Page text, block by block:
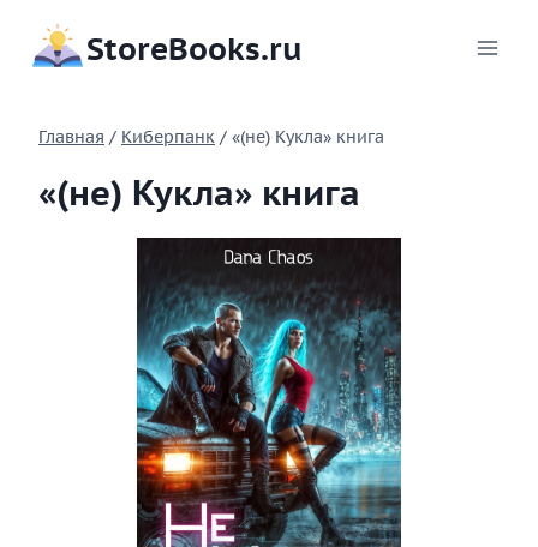
содержимому
StoreBooks.ru
Главная / Киберпанк / «(не) Кукла» книга
«(не) Кукла» книга